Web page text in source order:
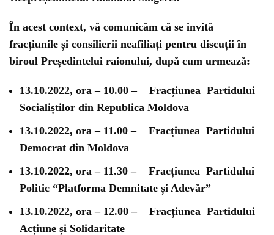
În acest context, vă comunicăm că se invită
fracțiunile și consilierii neafiliați pentru discuții în
biroul Președintelui raionului, după cum urmează:
13.10.2022, ora – 10.00 – Fracțiunea Partidului
Socialiștilor din Republica Moldova
13.10.2022, ora – 11.00 –
Fracțiunea Partidului
Democrat din Moldova
13.10.2022, ora – 11.30 – Fracțiunea Partidului
Politic “Platforma Demnitate și Adevăr”
13.10.2022, ora – 12.00 – Fracțiunea Partidului
Acțiune și Solidaritate